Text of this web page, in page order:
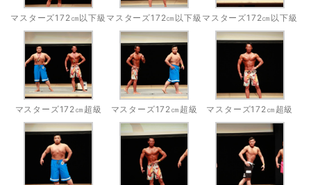
マスターズ172㎝以下級 マスターズ172㎝以下級 マスターズ172㎝以下級
マスターズ172㎝超級 マスターズ172㎝超級 マスターズ172㎝超級